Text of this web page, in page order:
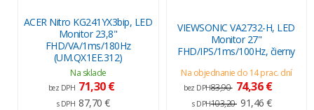
ACER Nitro KG241YX3bip, LED
Monitor 23,8"
FHD/VA/1ms/180Hz
(UM.QX1EE.312)
Na sklade
bez DPH 71,30 €
s DPH 87,70 €
VIEWSONIC VA2732-H, LED
Monitor 27"
FHD/IPS/1ms/100Hz, čierny
Na objednanie do 14 prac. dní
bez DPH83,90 74,36 €
s DPH103,20 91,46 €